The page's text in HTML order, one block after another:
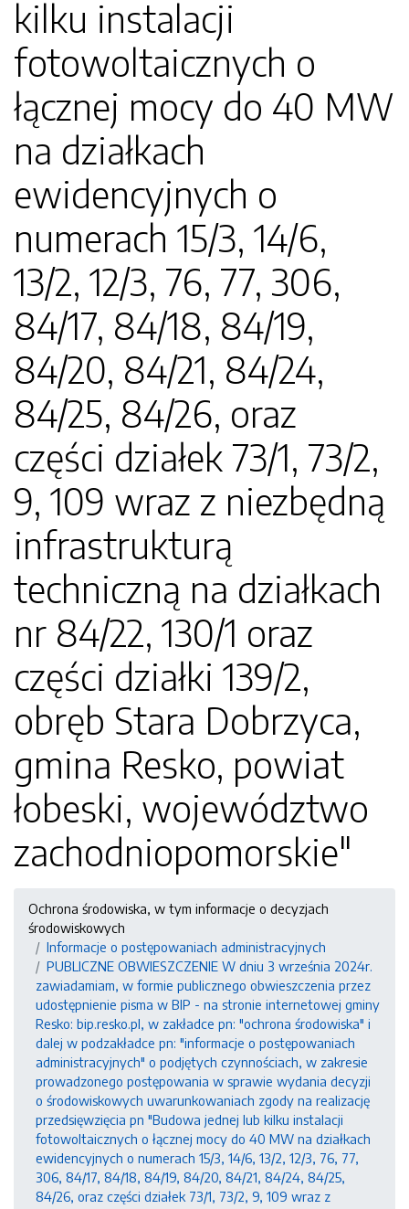
kilku instalacji
fotowoltaicznych o
łącznej mocy do 40 MW
na działkach
ewidencyjnych o
numerach 15/3, 14/6,
13/2, 12/3, 76, 77, 306,
84/17, 84/18, 84/19,
84/20, 84/21, 84/24,
84/25, 84/26, oraz
części działek 73/1, 73/2,
9, 109 wraz z niezbędną
infrastrukturą
techniczną na działkach
nr 84/22, 130/1 oraz
części działki 139/2,
obręb Stara Dobrzyca,
gmina Resko, powiat
łobeski, województwo
zachodniopomorskie"
Ochrona środowiska, w tym informacje o decyzjach
środowiskowych
Informacje o postępowaniach administracyjnych
PUBLICZNE OBWIESZCZENIE W dniu 3 września 2024r.
zawiadamiam, w formie publicznego obwieszczenia przez
udostępnienie pisma w BIP - na stronie internetowej gminy
Resko: bip.resko.pl, w zakładce pn: "ochrona środowiska" i
dalej w podzakładce pn: "informacje o postępowaniach
administracyjnych" o podjętych czynnościach, w zakresie
prowadzonego postępowania w sprawie wydania decyzji
o środowiskowych uwarunkowaniach zgody na realizację
przedsięwzięcia pn "Budowa jednej lub kilku instalacji
fotowoltaicznych o łącznej mocy do 40 MW na działkach
ewidencyjnych o numerach 15/3, 14/6, 13/2, 12/3, 76, 77,
306, 84/17, 84/18, 84/19, 84/20, 84/21, 84/24, 84/25,
84/26, oraz części działek 73/1, 73/2, 9, 109 wraz z